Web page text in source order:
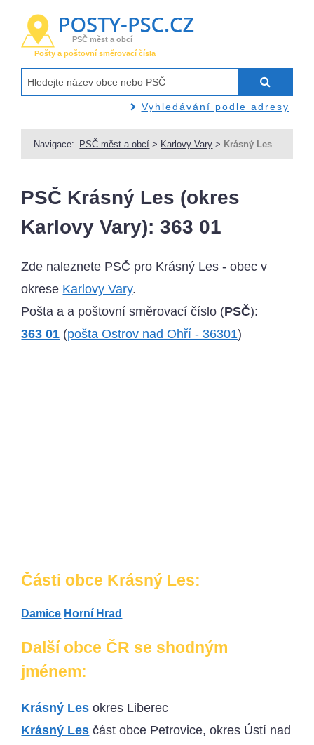
PSČ měst a obcí
Pošty a poštovní směrovací čísla
Vyhledávání podle adresy
Navigace: PSČ měst a obcí > Karlovy Vary > Krásný Les
PSČ Krásný Les (okres
Karlovy Vary): 363 01
Zde naleznete PSČ pro Krásný Les - obec v
okrese Karlovy Vary.
Pošta a a poštovní směrovací číslo (PSČ):
363 01 (pošta Ostrov nad Ohří - 36301)
Části obce Krásný Les:
Damice Horní Hrad
Další obce ČR se shodným
jménem:
Krásný Les okres Liberec
Krásný Les část obce Petrovice, okres Ústí nad